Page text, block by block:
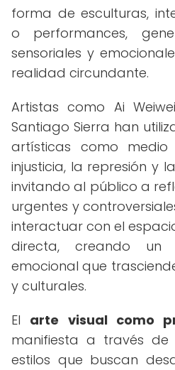
forma de esculturas,
o performances,
sensoriales y
realidad circundante.
Artistas como Ai
Santiago Sierra han
artísticas como
injusticia, la represión y
invitando al público a
urgentes y
interactuar con el
directa, creando
emocional que
y culturales.
El arte visual como
manifiesta a través de
estilos que buscan